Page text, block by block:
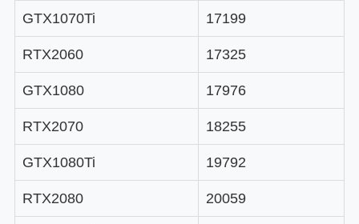
GTX1070Ti 17199
RTX2060 17325
GTX1080 17976
RTX2070 18255
GTX1080Ti 19792
RTX2080 20059